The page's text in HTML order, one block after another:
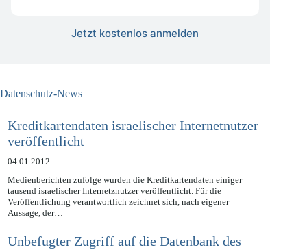
Jetzt kostenlos anmelden
Datenschutz-News
Kreditkartendaten israelischer Internetnutzer
veröffentlicht
04.01.2012
Medienberichten zufolge wurden die Kreditkartendaten einiger
tausend israelischer Internetznutzer veröffentlicht. Für die
Veröffentlichung verantwortlich zeichnet sich, nach eigener
Aussage, der…
Unbefugter Zugriff auf die Datenbank des